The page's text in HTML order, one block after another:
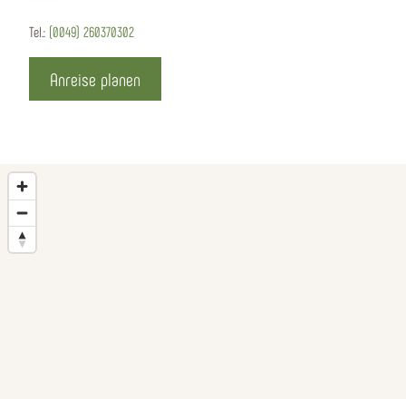
Tel.: (0049) 260370302
Anreise planen